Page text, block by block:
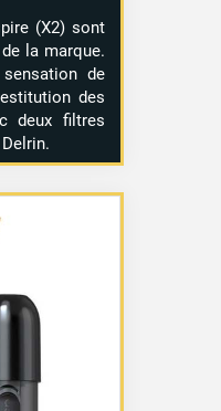
(X2) sont
la marque.
de
des
deux filtres